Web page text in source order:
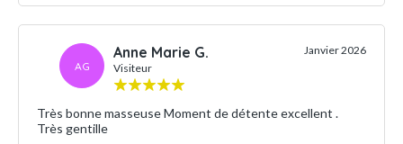
AG
Anne Marie G.
Visiteur
Janvier 2026
Très bonne masseuse Moment de détente excellent .
Très gentille